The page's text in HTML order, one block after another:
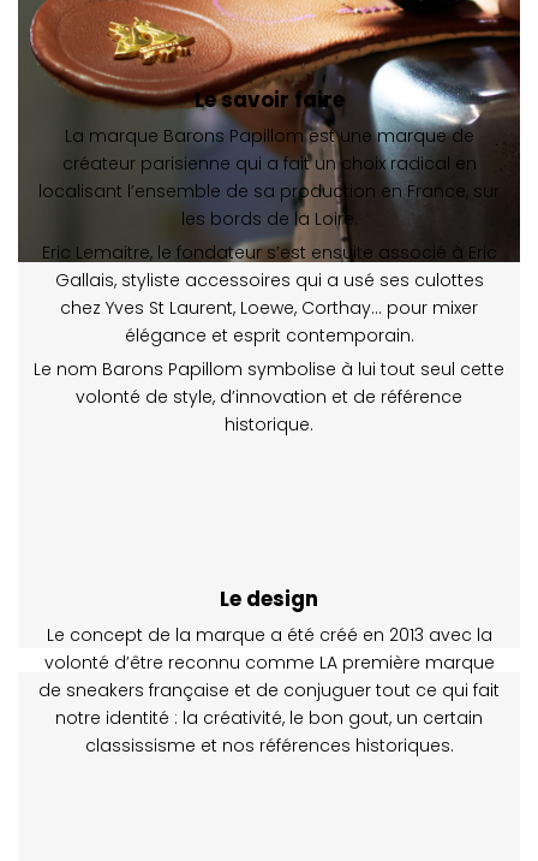
Le savoir faire
La marque Barons Papillom est une marque de
créateur parisienne qui a fait un choix radical en
localisant l’ensemble de sa production en France, sur
les bords de la Loire.
Eric Lemaitre, le fondateur s’est ensuite associé à Eric
Gallais, styliste accessoires qui a usé ses culottes
chez Yves St Laurent, Loewe, Corthay… pour mixer
élégance et esprit contemporain.
Le nom Barons Papillom symbolise à lui tout seul cette
volonté de style, d’innovation et de référence
historique.
Le design
Le concept de la marque a été créé en 2013 avec la
volonté d’être reconnu comme LA première marque
de sneakers française et de conjuguer tout ce qui fait
notre identité : la créativité, le bon gout, un certain
classissisme et nos références historiques.